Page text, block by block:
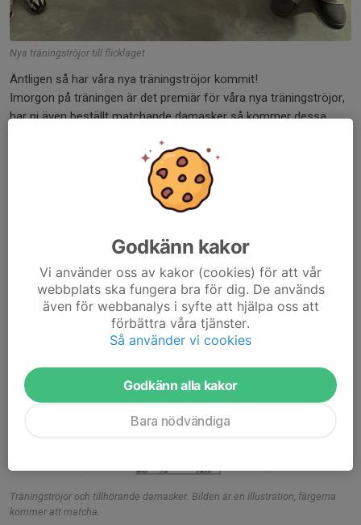
Nya träningströjor till flicklaget
Äntligen så har våra nya träningströjor kommit!
Imorgon på träningen är det premiär för våra nya träningströjor,
har ni även beställt matchande damasker så kommer dessa
träningsdamasker
7 mar 2025 0 kommentarer
Träningströjor och tillhörande damasker. Bilden är en illustration, färgerna
kommer att matcha.
Godkänn kakor
Vi använder oss av kakor (cookies) för att vår
webbplats ska fungera bra för dig. De används
även för webbanalys i syfte att hjälpa oss att
förbättra våra tjänster.
Så använder vi cookies
Godkänn alla kakor
Bara nödvändiga